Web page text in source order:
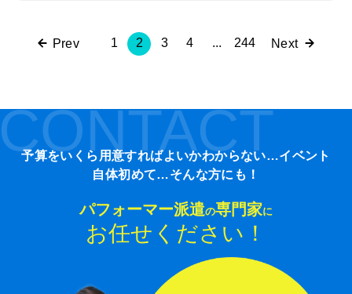
Prev 1 2 3 4 ... 244 Next
予算をいくら用意すればよいかわからない…イベント
自体初めて…そんな方にも！
パフォーマー派遣の専門家に
お任せください！